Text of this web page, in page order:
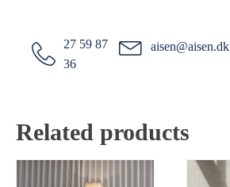
27 59 87
36
aisen@aisen.dk
Related products